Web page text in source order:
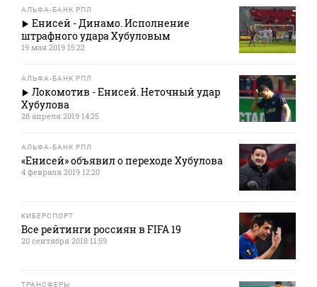
АЛЬФА-БАНК РПЛ
Енисей - Динамо. Исполнение
штрафного удара Хубуловым
19 мая 2019 15:22
АЛЬФА-БАНК РПЛ
Локомотив - Енисей. Неточный удар
Хубулова
28 апреля 2019 14:25
АЛЬФА-БАНК РПЛ
«Енисей» объявил о переходе Хубулова
4 февраля 2019 12:20
КИБЕРСПОРТ
Все рейтинги россиян в FIFA 19
20 сентября 2018 11:59
ТРАНСФЕРЫ